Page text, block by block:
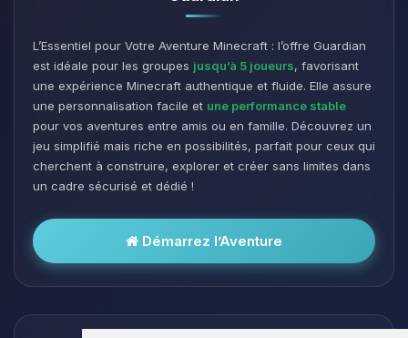
L’Essentiel pour Votre Aventure Minecraft : l’offre Guardian
est idéale pour les groupes jusqu’à 5 joueurs, favorisant
une expérience Minecraft authentique et fluide. Elle assure
une personnalisation facile et une performance stable
pour vos aventures entre amis ou en famille. Découvrez un
jeu simplifié mais riche en possibilités, parfait pour ceux qui
cherchent à construire, explorer et créer sans limites dans
un cadre sécurisé et dédié !
Démarrez l’Aventure